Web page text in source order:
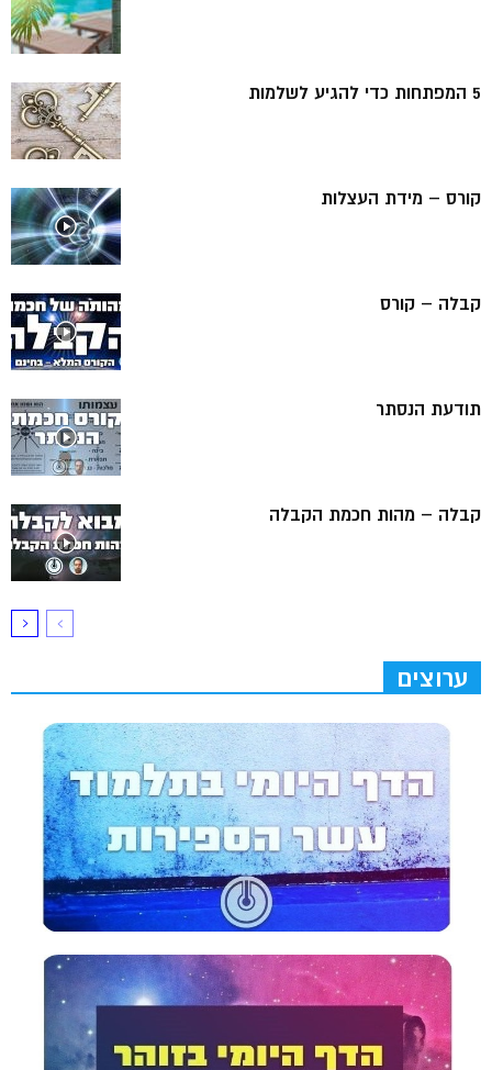
5 המפתחות כדי להגיע לשלמות
קורס – מידת העצלות
קבלה – קורס
תודעת הנסתר
קבלה – מהות חכמת הקבלה
ערוצים